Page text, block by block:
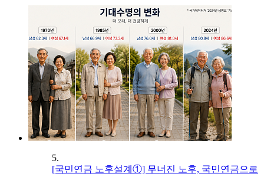
5.
[국민연금 노후설계①] 무너진 노후, 국민연금으로